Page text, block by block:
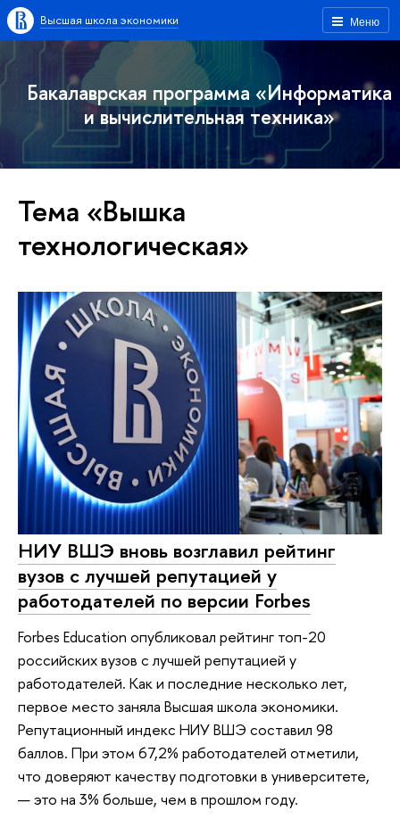
Меню
Высшая школа экономики
Бакалаврская программа «Информатика
и вычислительная техника»
Тема «Вышка
технологическая»
НИУ ВШЭ вновь возглавил рейтинг
вузов с лучшей репутацией у
работодателей по версии Forbes
Forbes Education опубликовал рейтинг топ-20
российских вузов с лучшей репутацией у
работодателей. Как и последние несколько лет,
первое место заняла Высшая школа экономики.
Репутационный индекс НИУ ВШЭ составил 98
баллов. При этом 67,2% работодателей отметили,
что доверяют качеству подготовки в университете,
— это на 3% больше, чем в прошлом году.